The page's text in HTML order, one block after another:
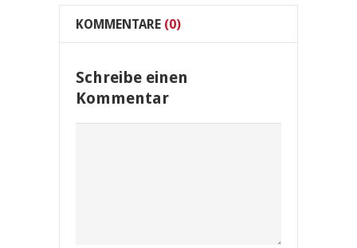
KOMMENTARE (0)
Schreibe einen
Kommentar